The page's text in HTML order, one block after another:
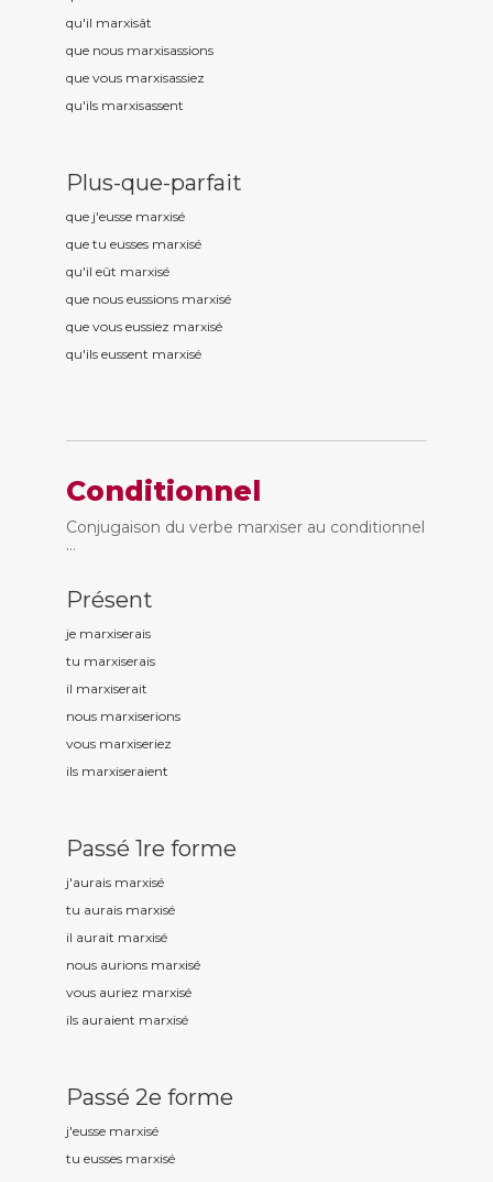
qu'il marxisât
que nous marxisassions
que vous marxisassiez
qu'ils marxisassent
Plus-que-parfait
que j'eusse marxisé
que tu eusses marxisé
qu'il eût marxisé
que nous eussions marxisé
que vous eussiez marxisé
qu'ils eussent marxisé
Conditionnel
Conjugaison du verbe marxiser au conditionnel
...
Présent
je marxiserais
tu marxiserais
il marxiserait
nous marxiserions
vous marxiseriez
ils marxiseraient
Passé 1re forme
j'aurais marxisé
tu aurais marxisé
il aurait marxisé
nous aurions marxisé
vous auriez marxisé
ils auraient marxisé
Passé 2e forme
j'eusse marxisé
tu eusses marxisé